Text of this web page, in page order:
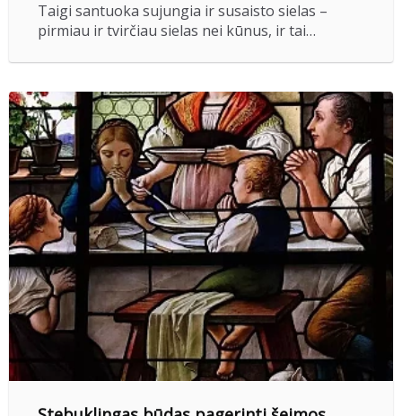
Taigi santuoka sujungia ir susaisto sielas –
pirmiau ir tvirčiau sielas nei kūnus, ir tai…